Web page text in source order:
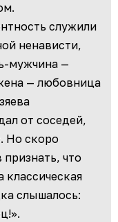
служили
ненависти,
мужчина —
— любовница
от соседей,
Но скоро
что
классическая
слышалось: